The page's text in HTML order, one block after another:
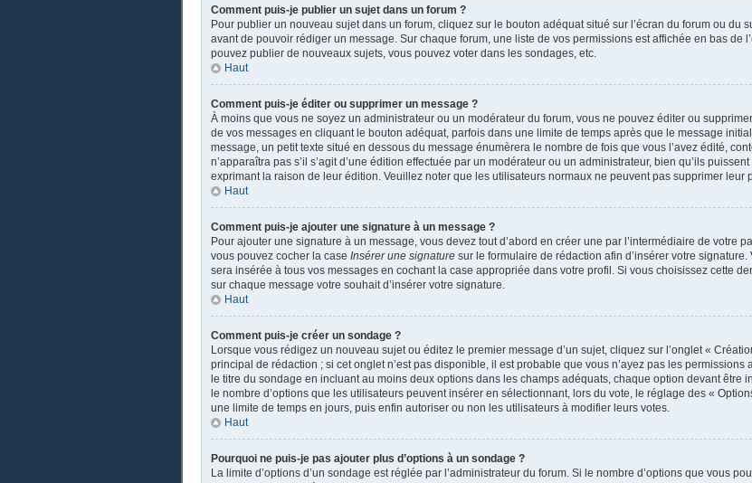
Comment puis-je publier un sujet dans un forum ?
Pour publier un nouveau sujet dans un forum, cliquez sur le bouton adéquat situé sur l’écran du forum ou du
avant de pouvoir rédiger un message. Sur chaque forum, une liste de vos permissions est affichée en bas de
pouvez publier de nouveaux sujets, vous pouvez voter dans les sondages, etc.
Haut
Comment puis-je éditer ou supprimer un message ?
À moins que vous ne soyez un administrateur ou un modérateur du forum, vous ne pouvez éditer ou
de vos messages en cliquant le bouton adéquat, parfois dans une limite de temps après que le message
message, un petit texte situé en dessous du message énumèrera le nombre de fois que vous l’avez édité,
n’apparaîtra pas s’il s’agit d’une édition effectuée par un modérateur ou un administrateur, bien qu’ils
exprimant la raison de leur édition. Veuillez noter que les utilisateurs normaux ne peuvent pas supprimer
Haut
Comment puis-je ajouter une signature à un message ?
Pour ajouter une signature à un message, vous devez tout d’abord en créer une par l’intermédiaire de votre
vous pouvez cocher la case Insérer une signature sur le formulaire de rédaction afin d’insérer votre
sera insérée à tous vos messages en cochant la case appropriée dans votre profil. Si vous choisissez cette
sur chaque message votre souhait d’insérer votre signature.
Haut
Comment puis-je créer un sondage ?
Lorsque vous rédigez un nouveau sujet ou éditez le premier message d’un sujet, cliquez sur l’onglet «
principal de rédaction ; si cet onglet n’est pas disponible, il est probable que vous n’ayez pas les
le titre du sondage en incluant au moins deux options dans les champs adéquats, chaque option devant être
le nombre d’options que les utilisateurs peuvent insérer en sélectionnant, lors du vote, le réglage des «
une limite de temps en jours, puis enfin autoriser ou non les utilisateurs à modifier leurs votes.
Haut
Pourquoi ne puis-je pas ajouter plus d’options à un sondage ?
La limite d’options d’un sondage est réglée par l’administrateur du forum. Si le nombre d’options que vous